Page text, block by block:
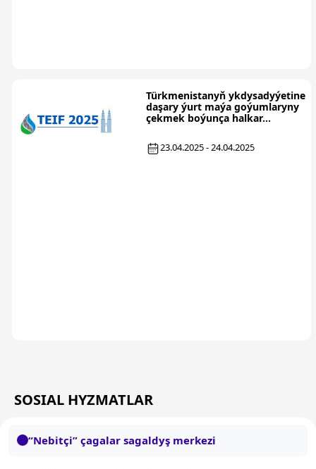
Türkmenistanyň ykdysadyýetine
daşary ýurt maýa goýumlaryny
çekmek boýunça halkar...
23.04.2025 - 24.04.2025
SOSIAL HYZMATLAR
“Nebitçi” çagalar sagaldyş merkezi